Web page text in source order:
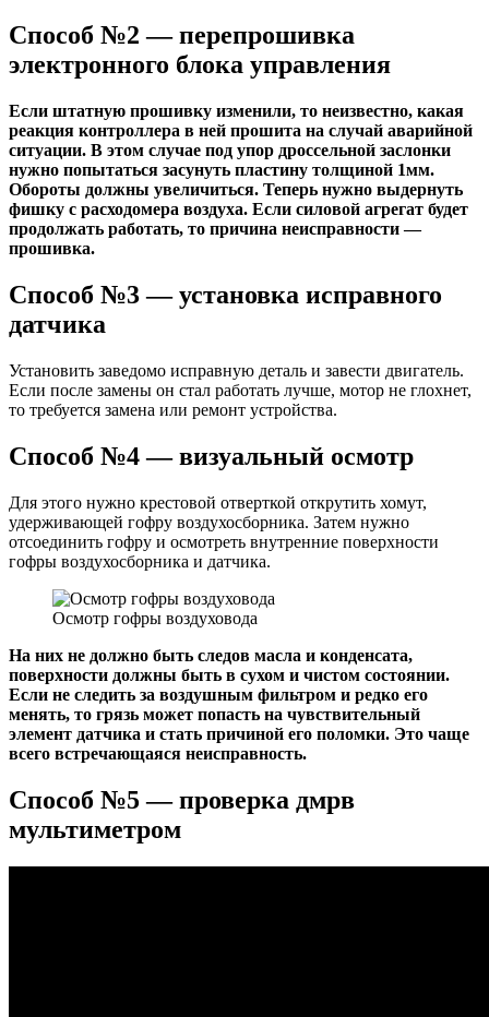
Способ №2 — перепрошивка
электронного блока управления
Если штатную прошивку изменили, то неизвестно, какая
реакция контроллера в ней прошита на случай аварийной
ситуации. В этом случае под упор дроссельной заслонки
нужно попытаться засунуть пластину толщиной 1мм.
Обороты должны увеличиться. Теперь нужно выдернуть
фишку с расходомера воздуха. Если силовой агрегат будет
продолжать работать, то причина неисправности —
прошивка.
Способ №3 — установка исправного
датчика
Установить заведомо исправную деталь и завести двигатель.
Если после замены он стал работать лучше, мотор не глохнет,
то требуется замена или ремонт устройства.
Способ №4 — визуальный осмотр
Для этого нужно крестовой отверткой открутить хомут,
удерживающей гофру воздухосборника. Затем нужно
отсоединить гофру и осмотреть внутренние поверхности
гофры воздухосборника и датчика.
Осмотр гофры воздуховода
На них не должно быть следов масла и конденсата,
поверхности должны быть в сухом и чистом состоянии.
Если не следить за воздушным фильтром и редко его
менять, то грязь может попасть на чувствительный
элемент датчика и стать причиной его поломки. Это чаще
всего встречающаяся неисправность.
Способ №5 — проверка дмрв
мультиметром